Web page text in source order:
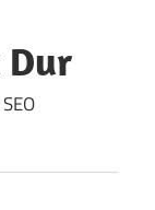
Dur